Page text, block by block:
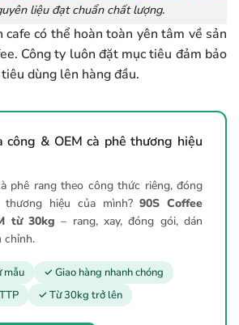
liệu đạt chuẩn chất lượng.
cafe có thể hoàn toàn yên tâm về sản
Công ty luôn đặt mục tiêu đảm bảo
dùng lên hàng đầu.
công & OEM cà phê thương hiệu
phê rang theo công thức riêng, đóng
thương hiệu của mình?90S Coffee
từ 30kg – rang, xay, đóng gói, dán
chỉnh.
mẫu
✓ Giao hàng nhanh chóng
✓ Từ 30kg trở lên